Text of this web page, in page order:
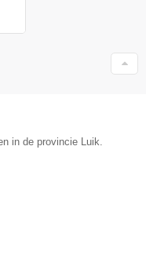
in de provincie Luik.